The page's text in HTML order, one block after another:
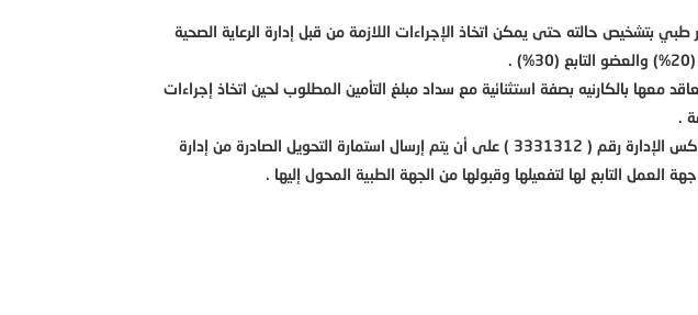
حالته حتى يمكن اتخاذ الإجراءات اللازمة من قبل إدارة الرعاية الصحية
.
بالكارنيه بصفة استثنائية مع سداد مبلغ التأمين المطلوب لحين اتخاذ إجراءات
يتم استقبال طلبات الأعضاء المشتركين بالرعاية الصحية من مختلف فروع ومحطات الشركة على فاكس الإدارة رقم ( 3331312 ) على أن يتم إرسال استمارة التحويل الصادرة من إدارة
التابع لها لتفعيلها وقبولها من الجهة الطبية المحول إليها .